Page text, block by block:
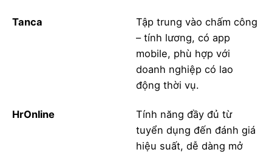
Tanca
Tập trung vào chấm công
– tính lương, có app
mobile, phù hợp với
doanh nghiệp có lao
động thời vụ.
HrOnline
Tính năng đầy đủ từ
tuyển dụng đến đánh giá
hiệu suất, dễ dàng mở